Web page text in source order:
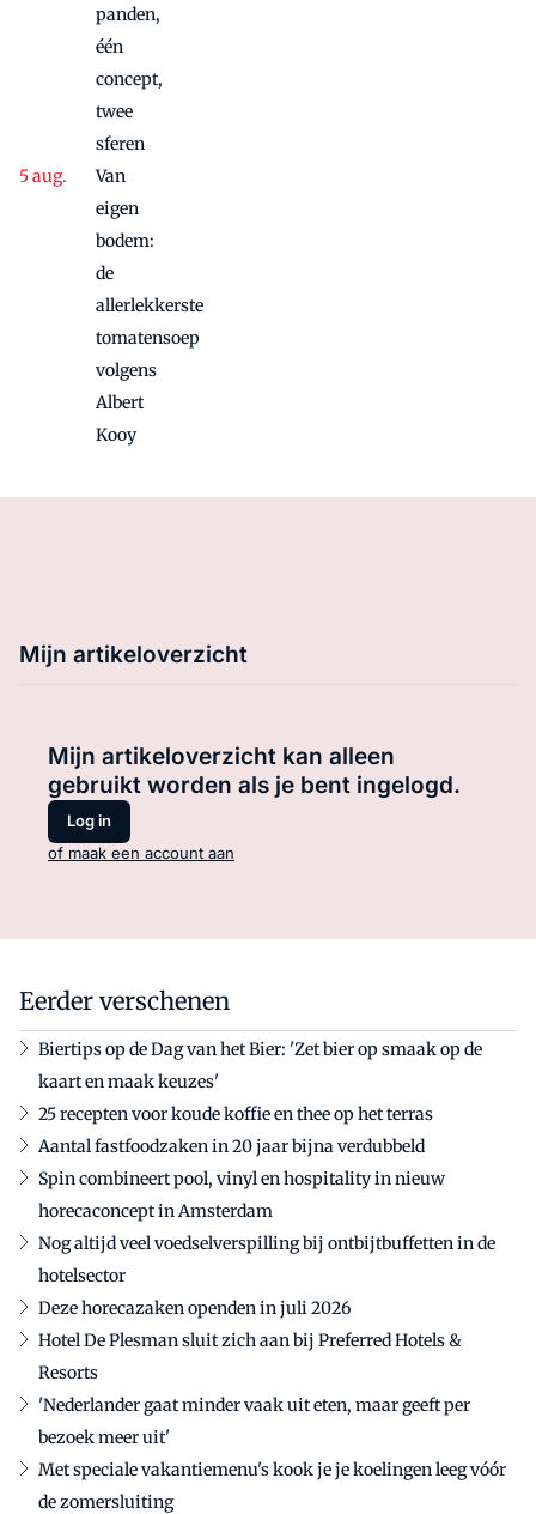
panden,
één
concept,
twee
sferen
Van
eigen
bodem:
de
allerlekkerste
tomatensoep
volgens
Albert
Kooy
Mijn artikeloverzicht
Mijn artikeloverzicht kan alleen
gebruikt worden als je bent ingelogd.
Log in
of maak een account aan
Eerder verschenen
Biertips op de Dag van het Bier: 'Zet bier op smaak op de
kaart en maak keuzes'
25 recepten voor koude koffie en thee op het terras
Aantal fastfoodzaken in 20 jaar bijna verdubbeld
Spin combineert pool, vinyl en hospitality in nieuw
horecaconcept in Amsterdam
Nog altijd veel voedselverspilling bij ontbijtbuffetten in de
hotelsector
Deze horecazaken openden in juli 2026
Hotel De Plesman sluit zich aan bij Preferred Hotels &
Resorts
'Nederlander gaat minder vaak uit eten, maar geeft per
bezoek meer uit'
Met speciale vakantiemenu's kook je je koelingen leeg vóór
de zomersluiting